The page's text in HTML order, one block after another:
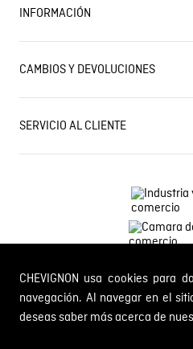
CHEVIGNON usa cookies para
navegación. Al navegar en el
deseas saber más acerca de
Historia de la marca
Mapa del sitio
Próximos eventos
INFORMACIÓN
Términos y condiciones
Términos y condiciones de
Política de Cookies
Política de Cambios y
CAMBIOS Y DEVOLUCIONES
Gestiona tu cambio o
PQR y Otras solicitudes
Estado de mi PQR
SERVICIO AL CLIENTE
Línea nacional: 01 8000
Comodin S.A.S.
© 2024 Chevignon, todos